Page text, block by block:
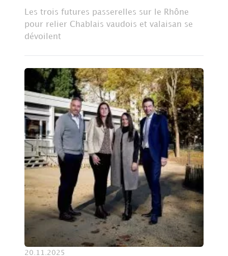
Les trois futures passerelles sur le Rhône
pour relier Chablais vaudois et valaisan se
dévoilent
20.11.2025